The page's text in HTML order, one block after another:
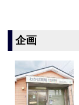
企画